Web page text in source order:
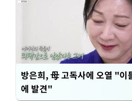
방은희, 母 고독사에 오열 "이
에 발견"